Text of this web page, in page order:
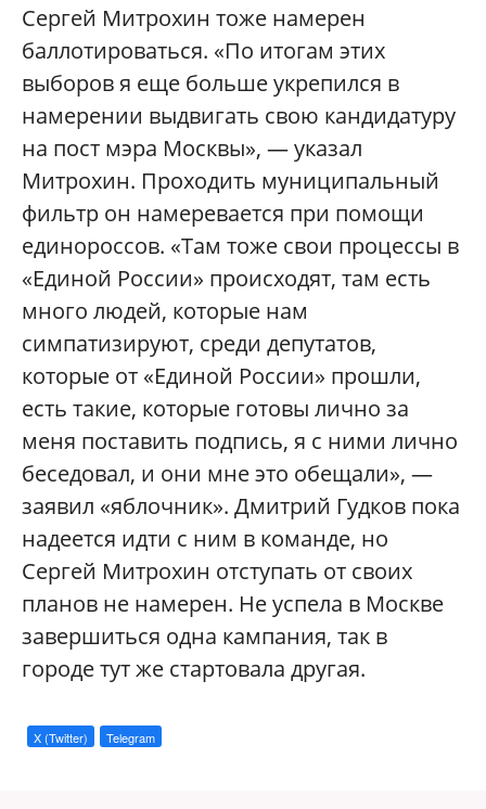
Сергей Митрохин тоже намерен
баллотироваться. «По итогам этих
выборов я еще больше укрепился в
намерении выдвигать свою кандидатуру
на пост мэра Москвы», — указал
Митрохин. Проходить муниципальный
фильтр он намеревается при помощи
единороссов. «Там тоже свои процессы в
«Единой России» происходят, там есть
много людей, которые нам
симпатизируют, среди депутатов,
которые от «Единой России» прошли,
есть такие, которые готовы лично за
меня поставить подпись, я с ними лично
беседовал, и они мне это обещали», —
заявил «яблочник». Дмитрий Гудков пока
надеется идти с ним в команде, но
Сергей Митрохин отступать от своих
планов не намерен. Не успела в Москве
завершиться одна кампания, так в
городе тут же стартовала другая.
X (Twitter) Telegram